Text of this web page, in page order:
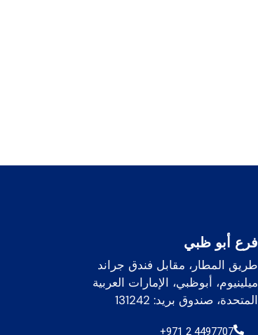
فرع أبو ظبي
طريق المطار، مقابل فندق جراند
ميلينيوم، أبوظبي، الإمارات العربية
المتحدة، صندوق بريد: 131242
+971 2 4497707